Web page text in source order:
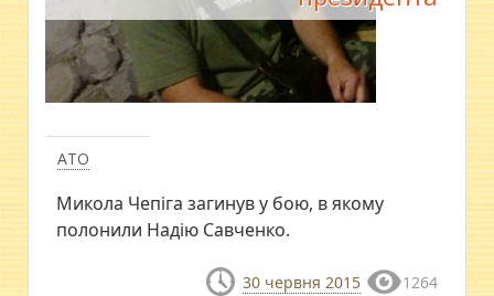
АТО
Микола Чепіга загинув у бою, в якому
полонили Надію Савченко.
30 червня 2015 1264